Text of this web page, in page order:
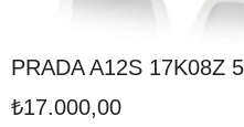
PRADA A12S 17K08Z
₺17.000,00